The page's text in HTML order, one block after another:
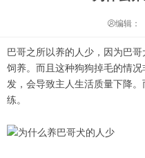
编辑：
巴哥之所以养的人少，因为巴
饲养。而且这种狗狗掉毛的情
发，会导致主人生活质量下降
练。